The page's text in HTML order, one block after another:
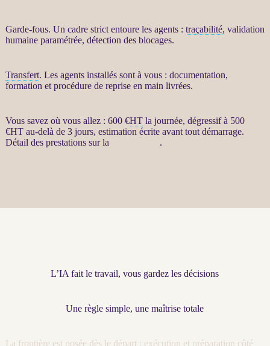
Garde-fous. Un cadre strict entoure les agents: traçabilité, validation
humaine paramétrée, détection des blocages.
Transfert. Les agentsinstallés sont à vous : documentation,
formation et procédure de reprise en main livrées.
Vous savez où vous allez : 600 €HTla journée, dégressif à 500
€HTau-delà de 3 jours, estimation écrite avant tout démarrage.
Détail des prestations sur la
.
L’IA fait le travail, vous gardez les décisions
Une règle simple, une maîtrise totale
La frontière est posée dès le départ : exécution et préparation côté